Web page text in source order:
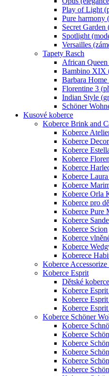
Play of Light
Pure harmony
Secret
Spotlight
Versailles
Tapety Rasch
African
Bambino XIX
Barbara
Florentine 3
Indian Style
Schöner
Kusové koberce
Koberce Brink and
Koberce
Koberce Decor
Koberce
Koberce
Koberce
Koberce
Koberce
Koberce Orla
Koberce pro
Koberce Pure
Koberce
Koberce Scion
Koberce
Koberce
Koberece
Koberce Accessorize
Koberce Esprit
Dětské
Koberce
Koberce
Koberce
Koberce Schöner
Koberce
Koberce
Koberce
Koberce
Koberce
Koberce